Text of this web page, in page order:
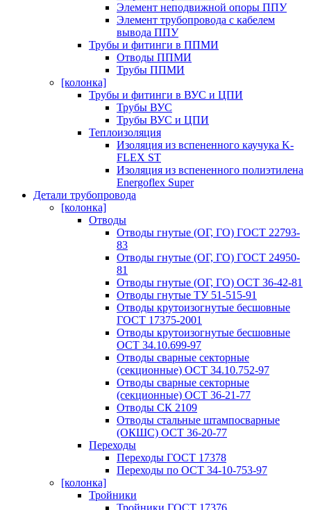
Элемент неподвижной опоры ППУ
Элемент трубопровода с кабелем
вывода ППУ
Трубы и фитинги в ППМИ
Отводы ППМИ
Трубы ППМИ
[колонка]
Трубы и фитинги в ВУС и ЦПИ
Трубы ВУС
Трубы ВУС и ЦПИ
Теплоизоляция
Изоляция из вспененного каучука K-
FLEX ST
Изоляция из вспененного полиэтилена
Energoflex Super
Детали трубопровода
[колонка]
Отводы
Отводы гнутые (ОГ, ГО) ГОСТ 22793-
83
Отводы гнутые (ОГ, ГО) ГОСТ 24950-
81
Отводы гнутые (ОГ, ГО) ОСТ 36-42-81
Отводы гнутые ТУ 51-515-91
Отводы крутоизогнутые бесшовные
ГОСТ 17375-2001
Отводы крутоизогнутые бесшовные
ОСТ 34.10.699-97
Отводы сварные секторные
(секционные) ОСТ 34.10.752-97
Отводы сварные секторные
(секционные) ОСТ 36-21-77
Отводы СК 2109
Отводы стальные штампосварные
(ОКШС) ОСТ 36-20-77
Переходы
Переходы ГОСТ 17378
Переходы по ОСТ 34-10-753-97
[колонка]
Тройники
Тройники ГОСТ 17376